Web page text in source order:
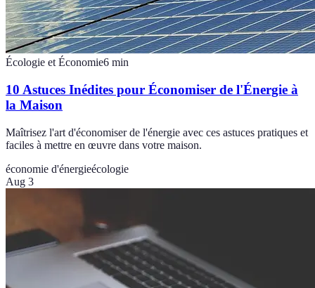
Écologie et Économie6 min
10 Astuces Inédites pour Économiser de l'Énergie à
la Maison
Maîtrisez l'art d'économiser de l'énergie avec ces astuces pratiques et
faciles à mettre en œuvre dans votre maison.
économie d'énergieécologie
Aug 3